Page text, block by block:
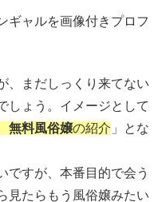
ギャルを画像付きプロフ
、まだしっくり来てない
しょう。イメージとして
無料風俗嬢の紹介 」とな
ですが、本番目的で会う
見たらもう風俗嬢みたい